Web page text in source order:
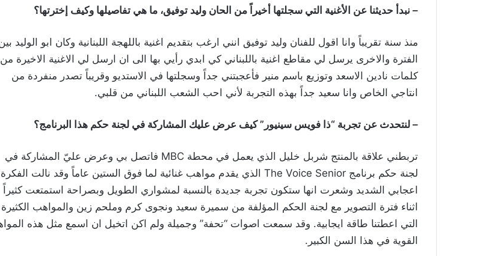
– نبدأ حديثنا عن الأغنية التي سجلتها أخيراً من الحان وليد توفيق، ما هي تفاصيلها وكيف إخترتها؟
منذ سنة تقريباً وانا اقول للفنان وليد توفيق انني ارغب بتقديم اغنية باللهجة اللبنانية وكان ابو الوليد
الفترة والاخرى يرسل لي مقاطع اغنية باللبناني كي ابدي رأيي بها الى ان ارسل لي الاغنية الاخيرة من
كلمات نادين الاسعد وتوزيع باسم منير فأعجبتني جداً وسجلتها في الاستديو وقريباً تصدر منفردة من
انتاجي الخاص وانا سعيد جداً بهذه التجربة لأني احب الشعب اللبناني من قلبي.
– لنتحدث عن تجربة “ذا فويس سينيور” كيف عرض عليك المشاركة في لجنة حكم هذا البرنامج؟
تربطني علاقة بالمنتج شربل خليل الذي يعمل في محطة MBC فاتصل بي وعرض عليّ المشاركة في
لجنة حكم برنامج The Voice Senior الذي يقدم مواهب غنائية لما فوق الستين عاماً وقد نالت الفكرة
اعجابي الشديد وشعرت انها ستكون تجربة جديدة بالنسبة لمشواري الطويل وبصراحة استمتعت كثيراً
اثناء فترة التصوير مع لجنة الحكم المؤلفة من سميرة سعيد ونجوى كرم وملحم زين والمواهب الكثيرة
التي اعطتنا طاقة ايجابية. وقد سمعت اصوات “تحفة” وجميلة ولم اكن اتخيل ان اسمع مثل هذه
القوية في هذا السن الكبير.